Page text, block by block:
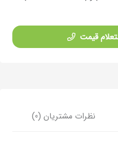
قیمت
نظرات مشتریان (0)